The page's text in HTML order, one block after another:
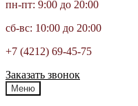
пн-пт: 9:00 до 20:00
сб-вс: 10:00 до 20:00
+7 (4212) 69-45-75
Заказать звонок
Меню